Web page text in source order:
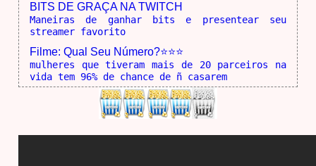
BITS DE GRAÇA NA TWITCH
Maneiras de ganhar bits e presentear seu
streamer favorito
Filme: Qual Seu Número?⭐⭐⭐
mulheres que tiveram mais de 20 parceiros na
vida tem 96% de chance de ñ casarem